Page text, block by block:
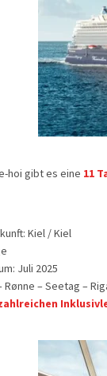
hoi gibt es eine 11
Kiel / Kiel
Juli 2025
Rønne – Seetag –